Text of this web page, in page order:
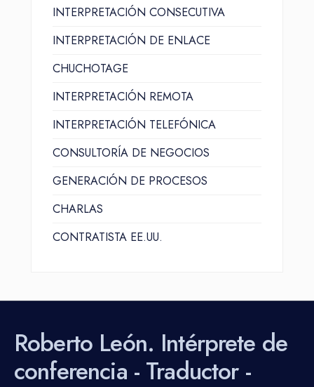
INTERPRETACIÓN CONSECUTIVA
INTERPRETACIÓN DE ENLACE
CHUCHOTAGE
INTERPRETACIÓN REMOTA
INTERPRETACIÓN TELEFÓNICA
CONSULTORÍA DE NEGOCIOS
GENERACIÓN DE PROCESOS
CHARLAS
CONTRATISTA EE.UU.
Roberto León. Intérprete de
conferencia - Traductor -